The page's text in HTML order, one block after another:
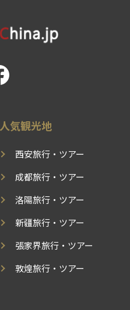
人気観光地
西安旅行・ツアー
成都旅行・ツアー
洛陽旅行・ツアー
新疆旅行・ツアー
張家界旅行・ツアー
敦煌旅行・ツアー